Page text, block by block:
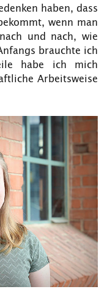
haben, dass
wenn man
und nach, wie
brauchte ich
habe ich mich
Arbeitsweise